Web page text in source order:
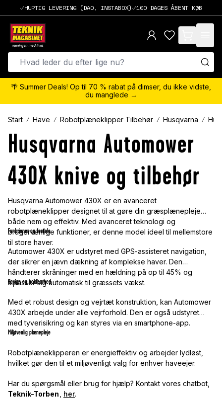
HURTIG LEVERING (DAO, INSTABOX) 100 DAGES ÅBENT KØB
items in cart,
🌴 Summer Deals! Op til 70 % rabat på dimser, du ikke vidste,
du manglede →
Start Have Robotplæneklipper Tilbehør Husqvarna
Husqvarna Automower
430X knive og tilbehør
Husqvarna Automower 430X er en avanceret
robotplæneklipper designet til at gøre din græsplænepleje
både nem og effektiv. Med avanceret teknologi og
brugervenlige funktioner, er denne model ideel til mellemstore
til store haver.
Funktioner og fordele
Automower 430X er udstyret med GPS-assisteret navigation,
der sikrer en jævn dækning af komplekse haver. Den
håndterer skråninger med en hældning på op til 45% og
tilpasser sig automatisk til græssets vækst.
Design og holdbarhed
Med et robust design og vejrtæt konstruktion, kan Automower
430X arbejde under alle vejrforhold. Den er også udstyret
med tyverisikring og kan styres via en smartphone-app.
Miljøvenlig plænepleje
Robotplæneklipperen er energieffektiv og arbejder lydløst,
hvilket gør den til et miljøvenligt valg for enhver haveejer.
Har du spørgsmål eller brug for hjælp? Kontakt vores chatbot,
Teknik-Torben
her.